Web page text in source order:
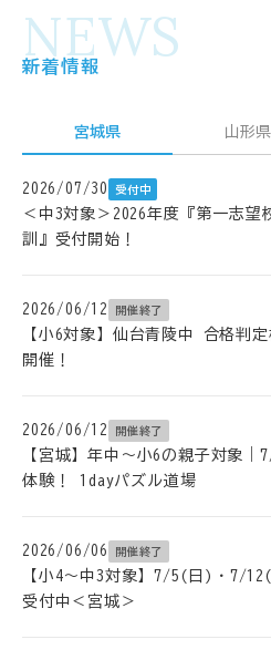
NEWS
新着情報
宮城県 山形県
2026/07/30 受付中
＜中3対象＞2026年度『第一志
訓』受付開始！
2026/06/12 開催終了
【小6対象】仙台青陵中 合格判
開催！
2026/06/12 開催終了
【宮城】年中～小6の親子対象
体験！ 1dayパズル道場
2026/06/06 開催終了
【小4～中3対象】7/5(日)・7/
受付中＜宮城＞